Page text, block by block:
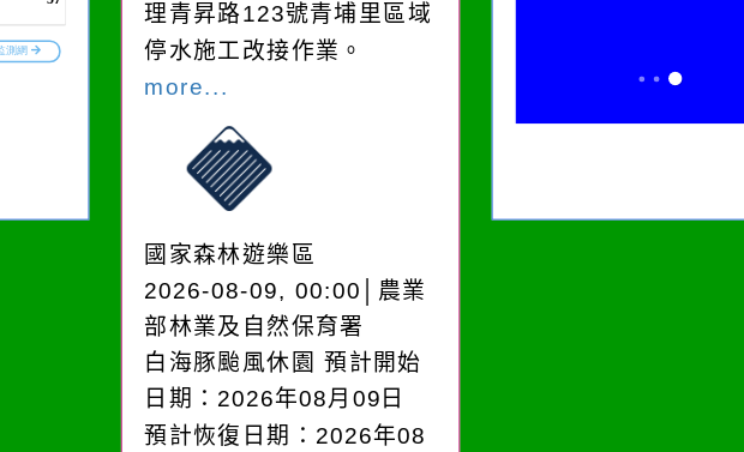
理青昇路123號青埔里區域
停水施工改接作業。
more...
國家森林遊樂區
2026-08-09, 00:00│農業
部林業及自然保育署
白海豚颱風休園 預計開始
日期：2026年08月09日
預計恢復日期：2026年08